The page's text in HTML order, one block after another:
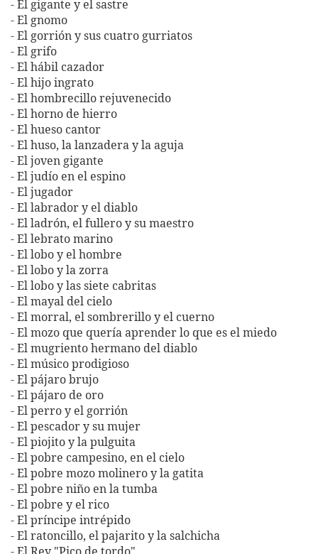
- El gigante y el sastre
- El gnomo
- El gorrión y sus cuatro gurriatos
- El grifo
- El hábil cazador
- El hijo ingrato
- El hombrecillo rejuvenecido
- El horno de hierro
- El hueso cantor
- El huso, la lanzadera y la aguja
- El joven gigante
- El judío en el espino
- El jugador
- El labrador y el diablo
- El ladrón, el fullero y su maestro
- El lebrato marino
- El lobo y el hombre
- El lobo y la zorra
- El lobo y las siete cabritas
- El mayal del cielo
- El morral, el sombrerillo y el cuerno
- El mozo que quería aprender lo que es el miedo
- El mugriento hermano del diablo
- El músico prodigioso
- El pájaro brujo
- El pájaro de oro
- El perro y el gorrión
- El pescador y su mujer
- El piojito y la pulguita
- El pobre campesino, en el cielo
- El pobre mozo molinero y la gatita
- El pobre niño en la tumba
- El pobre y el rico
- El príncipe intrépido
- El ratoncillo, el pajarito y la salchicha